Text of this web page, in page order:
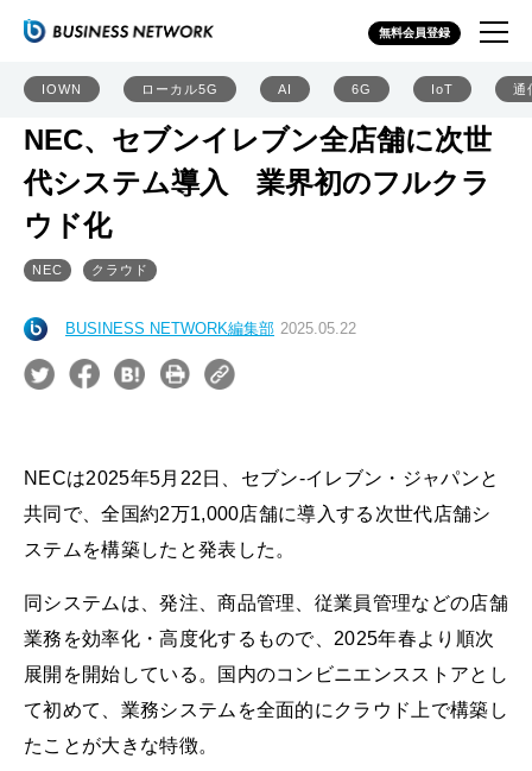
無料会員登録
IOWN ローカル5G AI 6G IoT 通
NEC、セブンイレブン全店舗に次世
代システム導入 業界初のフルクラ
ウド化
NEC クラウド
BUSINESS NETWORK編集部 2025.05.22
NECは2025年5月22日、セブン‐イレブン・ジャパンと
共同で、全国約2万1,000店舗に導入する次世代店舗シ
ステムを構築したと発表した。
同システムは、発注、商品管理、従業員管理などの店舗
業務を効率化・高度化するもので、2025年春より順次
展開を開始している。国内のコンビニエンスストアとし
て初めて、業務システムを全面的にクラウド上で構築し
たことが大きな特徴。